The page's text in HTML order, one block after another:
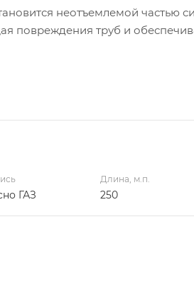
неотъемлемой частью
повреждения труб и
ГАЗ
Длина, м.п.
250